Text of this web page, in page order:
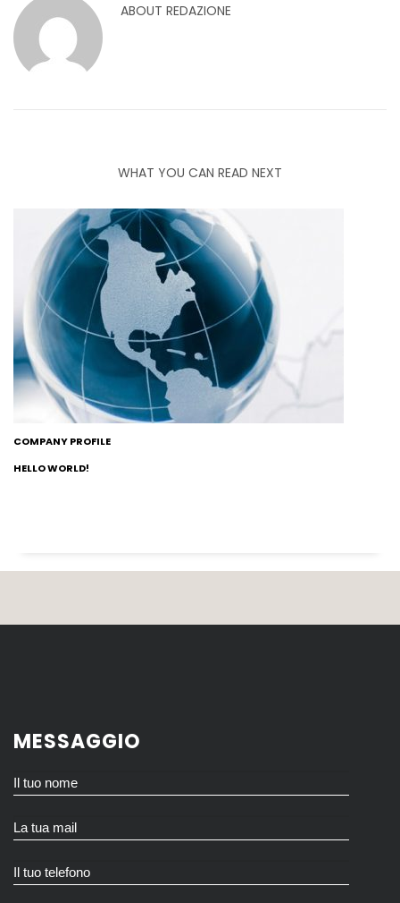
ABOUT REDAZIONE
WHAT YOU CAN READ NEXT
COMPANY PROFILE
HELLO WORLD!
MESSAGGIO